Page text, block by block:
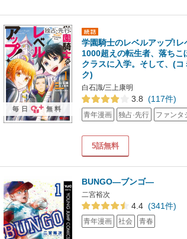
学園騎士のレベルアップ!レ
1000超えの転生者、落ちこ
クラスに入学。そして、(コ
ク)
白石識/三上康明
3.8 (117件)
青年漫画 独占·先行 ファンタ
5話無料
毎日 無料
BUNGO―ブンゴ―
二宮裕次
4.4 (341件)
青年漫画 社会 青春